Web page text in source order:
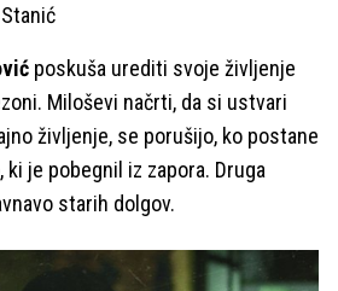
poskuša urediti svoje življenje
Miloševi načrti, da si ustvari
življenje, se porušijo, ko postane
, ki je pobegnil iz zapora. Druga
starih dolgov.